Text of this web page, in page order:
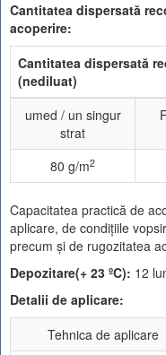
Cantitatea dispersată
acoperire:
Cantitatea dispersată
(nediluat)
umed / un singur
strat
80 g/m2
Capacitatea practică de
aplicare, de condiţiile
precum şi de rugozitatea
Depozitare(+ 23 ºC): 12
Detalii de aplicare:
Tehnica de aplicare